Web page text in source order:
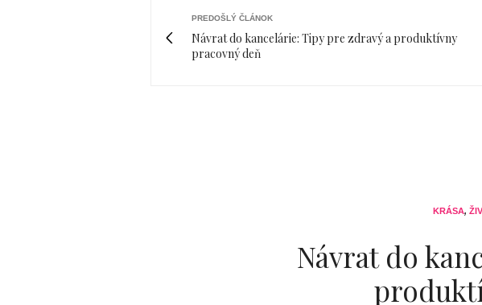
PREDOŠLÝ ČLÁNOK
Návrat do kancelárie: Tipy pre zdravý a produktívny
pracovný deň
KRÁSA,
Návrat do